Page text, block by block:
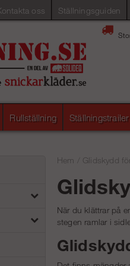
oss Ställningsguiden
Rullställning Ställningstrailer
Hem Glidskydd
När du klättrar på
stegen ramlar i